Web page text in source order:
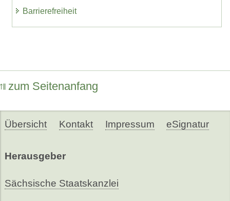
Barrierefreiheit
zum Seitenanfang
Übersicht Kontakt Impressum eSignatur
Herausgeber
Sächsische Staatskanzlei